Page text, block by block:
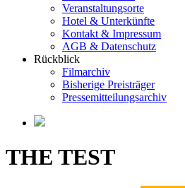
Veranstaltungsorte
Hotel & Unterkünfte
Kontakt & Impressum
AGB & Datenschutz
Rückblick
Filmarchiv
Bisherige Preisträger
Pressemitteilungsarchiv
THE TEST